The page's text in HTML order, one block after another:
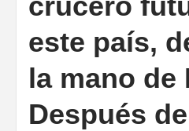
este país,
la mano de
Después